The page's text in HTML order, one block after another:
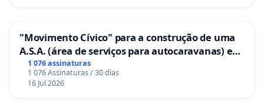
"Movimento Cívico" para a construção de uma
A.S.A. (área de serviços para autocaravanas) em
Coimbra
1 076 assinaturas
1 076 Assinaturas / 30 dias
16 Jul 2026